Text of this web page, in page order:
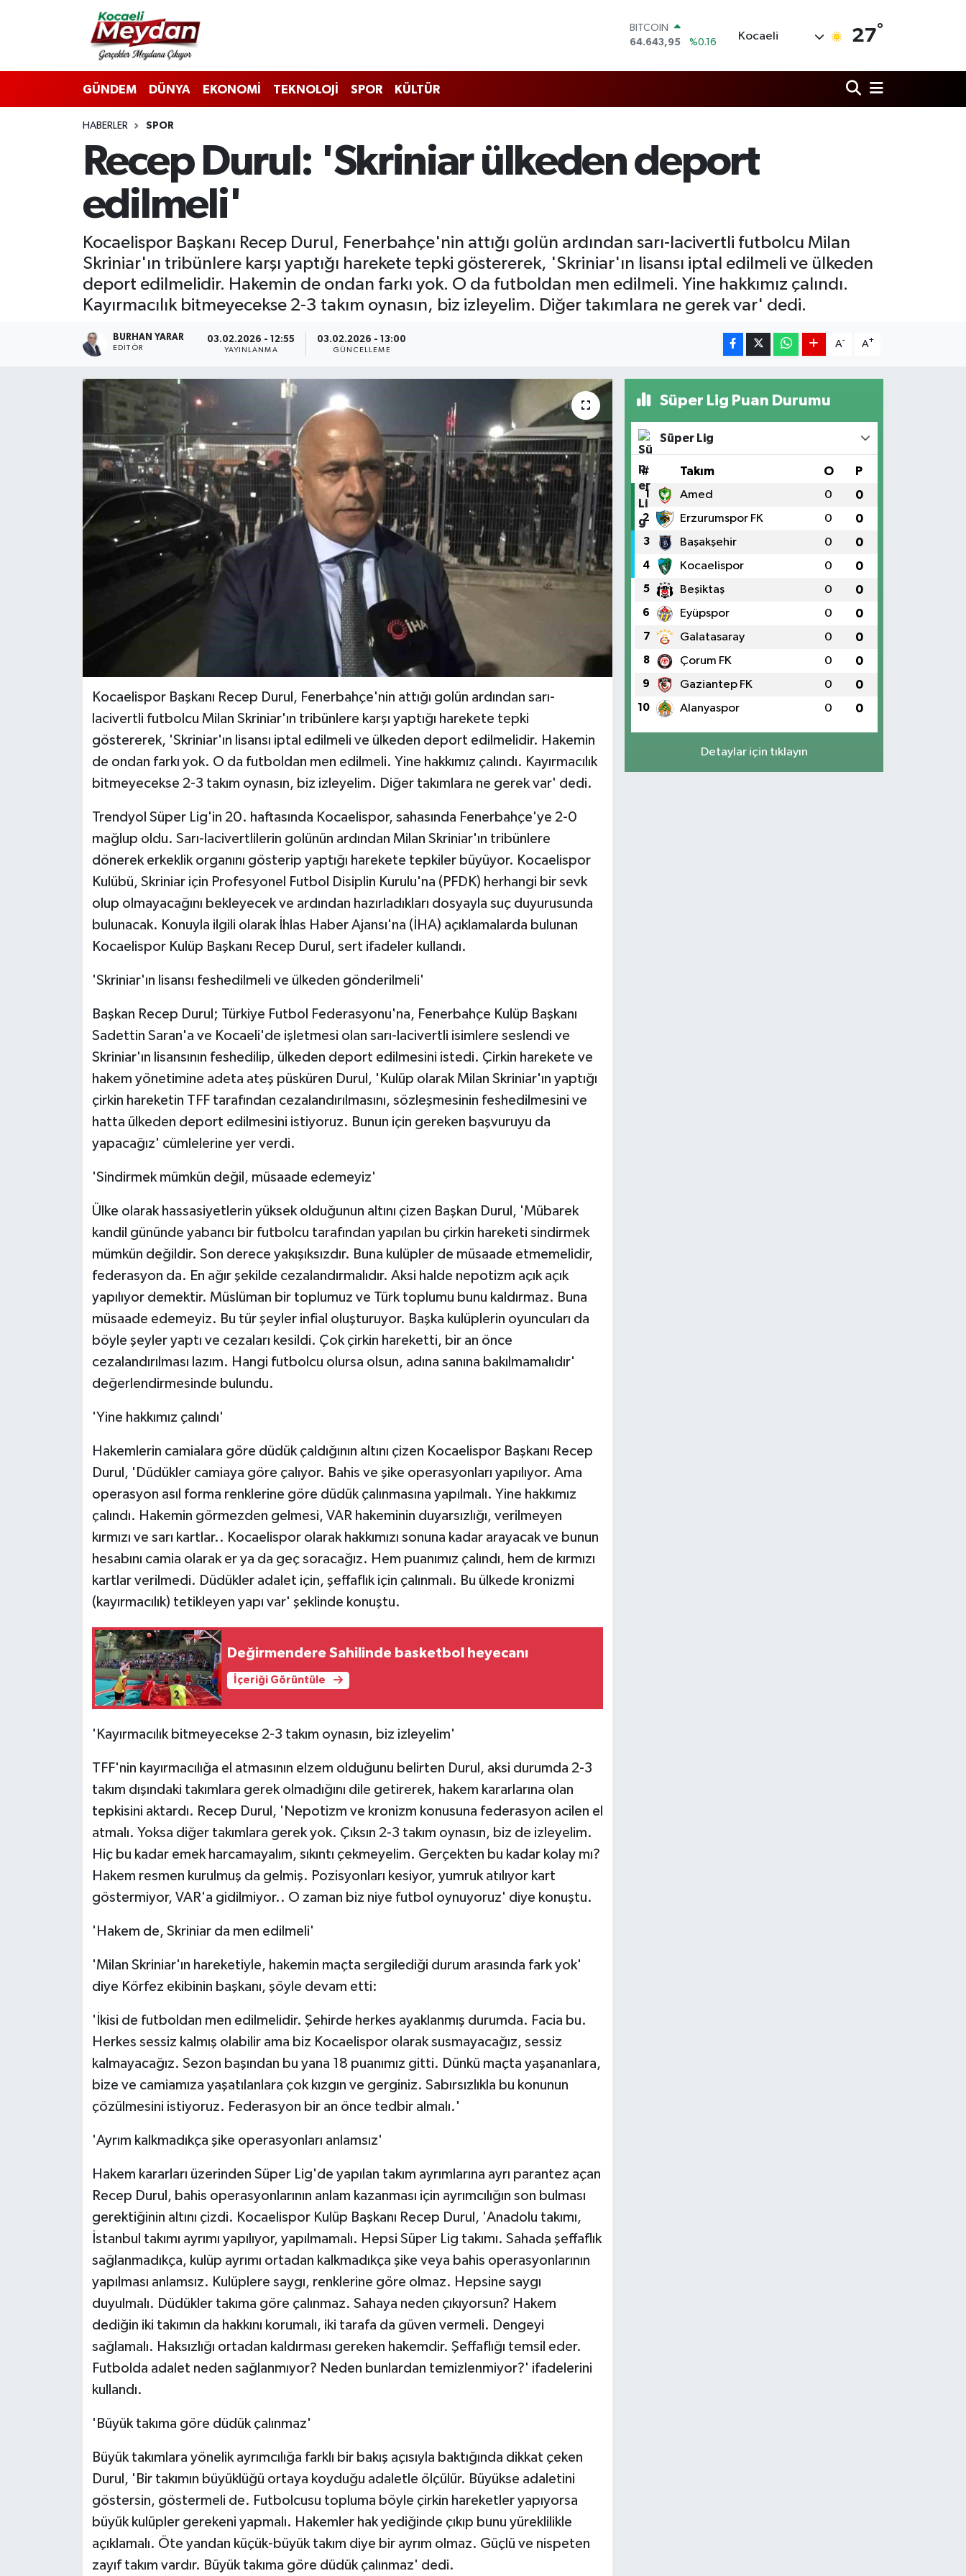
DOLAR
47,6006
%0.06
55,0250
%0.02
BİST100
13.799
%70
BITCOIN
Kocaeli 27°
GÜNDEM DÜNYA EKONOMİ TEKNOLOJİ SPOR KÜLTÜR
HABERLER SPOR
Recep Durul: 'Skriniar ülkeden deport
edilmeli'
Kocaelispor Başkanı Recep Durul, Fenerbahçe'nin attığı golün ardından sarı-lacivertli futbolcu Milan
Skriniar'ın tribünlere karşı yaptığı harekete tepki göstererek, 'Skriniar'ın lisansı iptal edilmeli ve ülkeden
deport edilmelidir. Hakemin de ondan farkı yok. O da futboldan men edilmeli. Yine hakkımız çalındı.
Kayırmacılık bitmeyecekse 2-3 takım oynasın, biz izleyelim. Diğer takımlara ne gerek var' dedi.
BURHAN YARAR
EDITÖR
03.02.2026 - 12:55
YAYINLANMA
03.02.2026 - 13:00
GÜNCELLEME
A- A+
Kocaelispor Başkanı Recep Durul, Fenerbahçe'nin attığı golün ardından sarı-
lacivertli futbolcu Milan Skriniar'ın tribünlere karşı yaptığı harekete tepki
göstererek, 'Skriniar'ın lisansı iptal edilmeli ve ülkeden deport edilmelidir. Hakemin
de ondan farkı yok. O da futboldan men edilmeli. Yine hakkımız çalındı. Kayırmacılık
bitmeyecekse 2-3 takım oynasın, biz izleyelim. Diğer takımlara ne gerek var' dedi.
Trendyol Süper Lig'in 20. haftasında Kocaelispor, sahasında Fenerbahçe'ye 2-0
mağlup oldu. Sarı-lacivertlilerin golünün ardından Milan Skriniar'ın tribünlere
dönerek erkeklik organını gösterip yaptığı harekete tepkiler büyüyor. Kocaelispor
Kulübü, Skriniar için Profesyonel Futbol Disiplin Kurulu'na (PFDK) herhangi bir sevk
olup olmayacağını bekleyecek ve ardından hazırladıkları dosyayla suç duyurusunda
bulunacak. Konuyla ilgili olarak İhlas Haber Ajansı'na (İHA) açıklamalarda bulunan
Kocaelispor Kulüp Başkanı Recep Durul, sert ifadeler kullandı.
'Skriniar'ın lisansı feshedilmeli ve ülkeden gönderilmeli'
Başkan Recep Durul; Türkiye Futbol Federasyonu'na, Fenerbahçe Kulüp Başkanı
Sadettin Saran'a ve Kocaeli'de işletmesi olan sarı-lacivertli isimlere seslendi ve
Skriniar'ın lisansının feshedilip, ülkeden deport edilmesini istedi. Çirkin harekete ve
hakem yönetimine adeta ateş püsküren Durul, 'Kulüp olarak Milan Skriniar'ın yaptığı
çirkin hareketin TFF tarafından cezalandırılmasını, sözleşmesinin feshedilmesini ve
hatta ülkeden deport edilmesini istiyoruz. Bunun için gereken başvuruyu da
yapacağız' cümlelerine yer verdi.
'Sindirmek mümkün değil, müsaade edemeyiz'
Ülke olarak hassasiyetlerin yüksek olduğunun altını çizen Başkan Durul, 'Mübarek
kandil gününde yabancı bir futbolcu tarafından yapılan bu çirkin hareketi sindirmek
mümkün değildir. Son derece yakışıksızdır. Buna kulüpler de müsaade etmemelidir,
federasyon da. En ağır şekilde cezalandırmalıdır. Aksi halde nepotizm açık açık
yapılıyor demektir. Müslüman bir toplumuz ve Türk toplumu bunu kaldırmaz. Buna
müsaade edemeyiz. Bu tür şeyler infial oluşturuyor. Başka kulüplerin oyuncuları da
böyle şeyler yaptı ve cezaları kesildi. Çok çirkin hareketti, bir an önce
cezalandırılması lazım. Hangi futbolcu olursa olsun, adına sanına bakılmamalıdır'
değerlendirmesinde bulundu.
'Yine hakkımız çalındı'
Hakemlerin camialara göre düdük çaldığının altını çizen Kocaelispor Başkanı Recep
Durul, 'Düdükler camiaya göre çalıyor. Bahis ve şike operasyonları yapılıyor. Ama
operasyon asıl forma renklerine göre düdük çalınmasına yapılmalı. Yine hakkımız
çalındı. Hakemin görmezden gelmesi, VAR hakeminin duyarsızlığı, verilmeyen
kırmızı ve sarı kartlar.. Kocaelispor olarak hakkımızı sonuna kadar arayacak ve bunun
hesabını camia olarak er ya da geç soracağız. Hem puanımız çalındı, hem de kırmızı
kartlar verilmedi. Düdükler adalet için, şeffaflık için çalınmalı. Bu ülkede kronizmi
(kayırmacılık) tetikleyen yapı var' şeklinde konuştu.
Değirmendere Sahilinde basketbol heyecanı
İçeriği Görüntüle
'Kayırmacılık bitmeyecekse 2-3 takım oynasın, biz izleyelim'
TFF'nin kayırmacılığa el atmasının elzem olduğunu belirten Durul, aksi durumda 2-3
takım dışındaki takımlara gerek olmadığını dile getirerek, hakem kararlarına olan
tepkisini aktardı. Recep Durul, 'Nepotizm ve kronizm konusuna federasyon acilen el
atmalı. Yoksa diğer takımlara gerek yok. Çıksın 2-3 takım oynasın, biz de izleyelim.
Hiç bu kadar emek harcamayalım, sıkıntı çekmeyelim. Gerçekten bu kadar kolay mı?
Hakem resmen kurulmuş da gelmiş. Pozisyonları kesiyor, yumruk atılıyor kart
göstermiyor, VAR'a gidilmiyor.. O zaman biz niye futbol oynuyoruz' diye konuştu.
'Hakem de, Skriniar da men edilmeli'
'Milan Skriniar'ın hareketiyle, hakemin maçta sergilediği durum arasında fark yok'
diye Körfez ekibinin başkanı, şöyle devam etti:
'İkisi de futboldan men edilmelidir. Şehirde herkes ayaklanmış durumda. Facia bu.
Herkes sessiz kalmış olabilir ama biz Kocaelispor olarak susmayacağız, sessiz
kalmayacağız. Sezon başından bu yana 18 puanımız gitti. Dünkü maçta yaşananlara,
bize ve camiamıza yaşatılanlara çok kızgın ve gerginiz. Sabırsızlıkla bu konunun
çözülmesini istiyoruz. Federasyon bir an önce tedbir almalı.'
'Ayrım kalkmadıkça şike operasyonları anlamsız'
Hakem kararları üzerinden Süper Lig'de yapılan takım ayrımlarına ayrı parantez açan
Recep Durul, bahis operasyonlarının anlam kazanması için ayrımcılığın son bulması
gerektiğinin altını çizdi. Kocaelispor Kulüp Başkanı Recep Durul, 'Anadolu takımı,
İstanbul takımı ayrımı yapılıyor, yapılmamalı. Hepsi Süper Lig takımı. Sahada şeffaflık
sağlanmadıkça, kulüp ayrımı ortadan kalkmadıkça şike veya bahis operasyonlarının
yapılması anlamsız. Kulüplere saygı, renklerine göre olmaz. Hepsine saygı
duyulmalı. Düdükler takıma göre çalınmaz. Sahaya neden çıkıyorsun? Hakem
dediğin iki takımın da hakkını korumalı, iki tarafa da güven vermeli. Dengeyi
sağlamalı. Haksızlığı ortadan kaldırması gereken hakemdir. Şeffaflığı temsil eder.
Futbolda adalet neden sağlanmıyor? Neden bunlardan temizlenmiyor?' ifadelerini
kullandı.
'Büyük takıma göre düdük çalınmaz'
Büyük takımlara yönelik ayrımcılığa farklı bir bakış açısıyla baktığında dikkat çeken
Durul, 'Bir takımın büyüklüğü ortaya koyduğu adaletle ölçülür. Büyükse adaletini
göstersin, göstermeli de. Futbolcusu topluma böyle çirkin hareketler yapıyorsa
büyük kulüpler gerekeni yapmalı. Hakemler hak yediğinde çıkıp bunu yüreklilikle
açıklamalı. Öte yandan küçük-büyük takım diye bir ayrım olmaz. Güçlü ve nispeten
zayıf takım vardır. Büyük takıma göre düdük çalınmaz' dedi.
Süper Lig Puan Durumu
Süper Lig
# Takım O P
1 Amed 0 0
2 Erzurumspor FK 0 0
3 Başakşehir 0 0
4 Kocaelispor 0 0
5 Beşiktaş 0 0
6 Eyüpspor 0 0
7 Galatasaray 0 0
8 Çorum FK 0 0
9 Gaziantep FK 0 0
10 Alanyaspor 0 0
Detaylar için tıklayın
Nöbetçi Eczaneler
Hava Durumu
Trafik Durumu
Süper Lig Puan Durumu ve Fikstür
Tüm Manşetler
Son Dakika Haberleri